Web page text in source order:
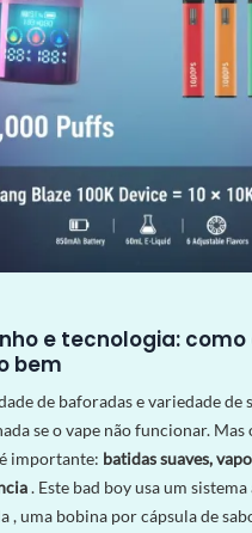
e tecnologia: como
bem
de baforadas e variedade de
se o vape não funcionar. Mas
importante: batidas suaves,
. Este bad boy usa um
, uma bobina por cápsula de